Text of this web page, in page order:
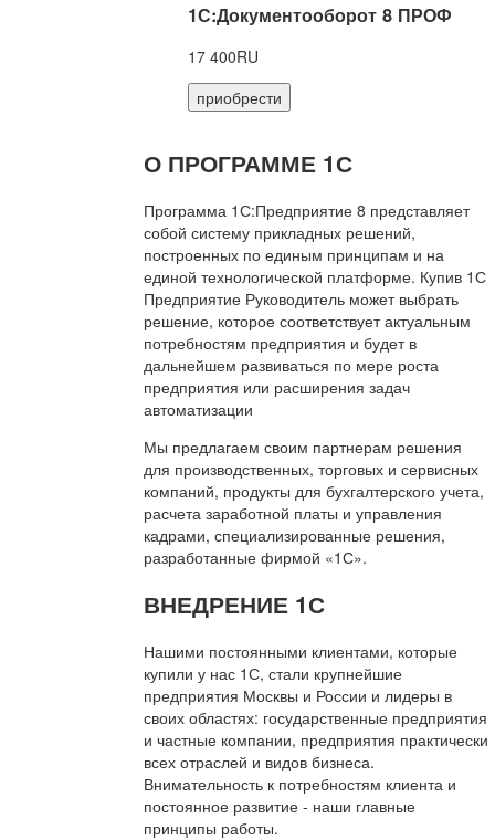
1С:Документооборот 8 ПРОФ
17 400RU
приобрести
О ПРОГРАММЕ 1С
Программа 1С:Предприятие 8 представляет
собой систему прикладных решений,
построенных по единым принципам и на
единой технологической платформе. Купив 1С
Предприятие Руководитель может выбрать
решение, которое соответствует актуальным
потребностям предприятия и будет в
дальнейшем развиваться по мере роста
предприятия или расширения задач
автоматизации
Мы предлагаем своим партнерам решения
для производственных, торговых и сервисных
компаний, продукты для бухгалтерского учета,
расчета заработной платы и управления
кадрами, специализированные решения,
разработанные фирмой «1С».
ВНЕДРЕНИЕ 1С
Нашими постоянными клиентами, которые
купили у нас 1С, стали крупнейшие
предприятия Москвы и России и лидеры в
своих областях: государственные предприятия
и частные компании, предприятия практически
всех отраслей и видов бизнеса.
Внимательность к потребностям клиента и
постоянное развитие - наши главные
принципы работы.